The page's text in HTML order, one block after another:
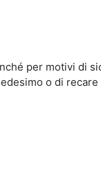
per motivi di
o di